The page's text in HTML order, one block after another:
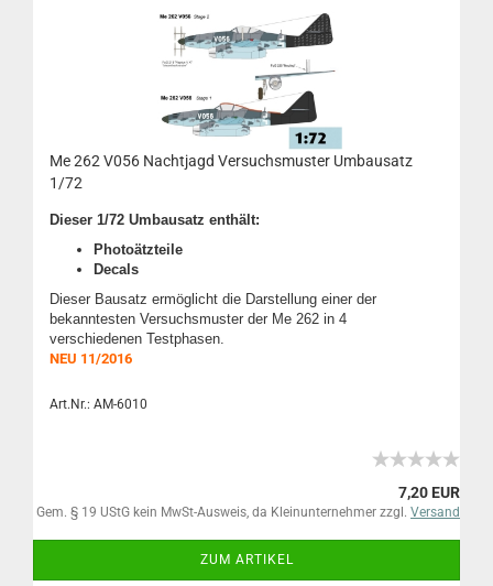
Me 262 V056 Nachtjagd Versuchsmuster Umbausatz
1/72
Dieser 1/72 Umbausatz enthält:
Photoätzteile
Decals
Dieser Bausatz ermöglicht die Darstellung einer der
bekanntesten Versuchsmuster der Me 262 in 4
verschiedenen Testphasen.
NEU 11/2016
Art.Nr.: AM-6010
7,20 EUR
Gem. § 19 UStG kein MwSt-Ausweis, da Kleinunternehmer zzgl. Versand
ZUM ARTIKEL